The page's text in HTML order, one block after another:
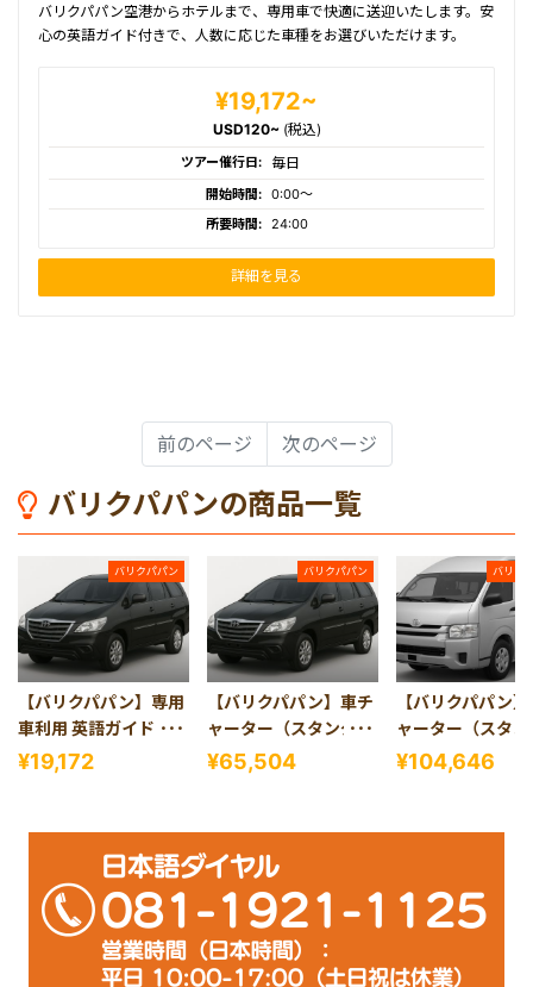
バリクパパン空港からホテルまで、専用車で快適に送迎いたします。安
心の英語ガイド付きで、人数に応じた車種をお選びいただけます。
¥19,172~
USD120~ (税込)
ツアー催行日: 毎日
開始時間: 0:00〜
所要時間: 24:00
詳細を見る
前のページ 次のページ
バリクパパンの商品一覧
バリクパパン
【バリクパパン】専用
車利用 英語ガイド付き
空港送迎
¥19,172
バリクパパン
【バリクパパン】車チ
ャーター（スタンダー
ド・4人乗り）
¥65,504
バリク
【バリクパパン
ャーター（スタ
ド・13人乗り）
¥104,646